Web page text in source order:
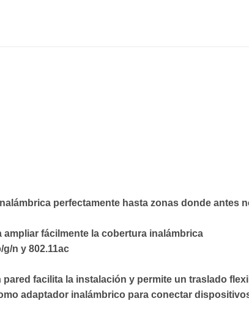
perfectamente hasta zonas donde antes
fácilmente la cobertura inalámbrica
n y 802.11ac
facilita la instalación y permite un traslado
adaptador inalámbrico para conectar